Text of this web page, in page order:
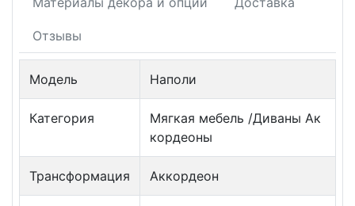
Отзывы
Модель Наполи
Категория
Мягкая мебель /Диваны Ак
кордеоны
Трансформация Аккордеон